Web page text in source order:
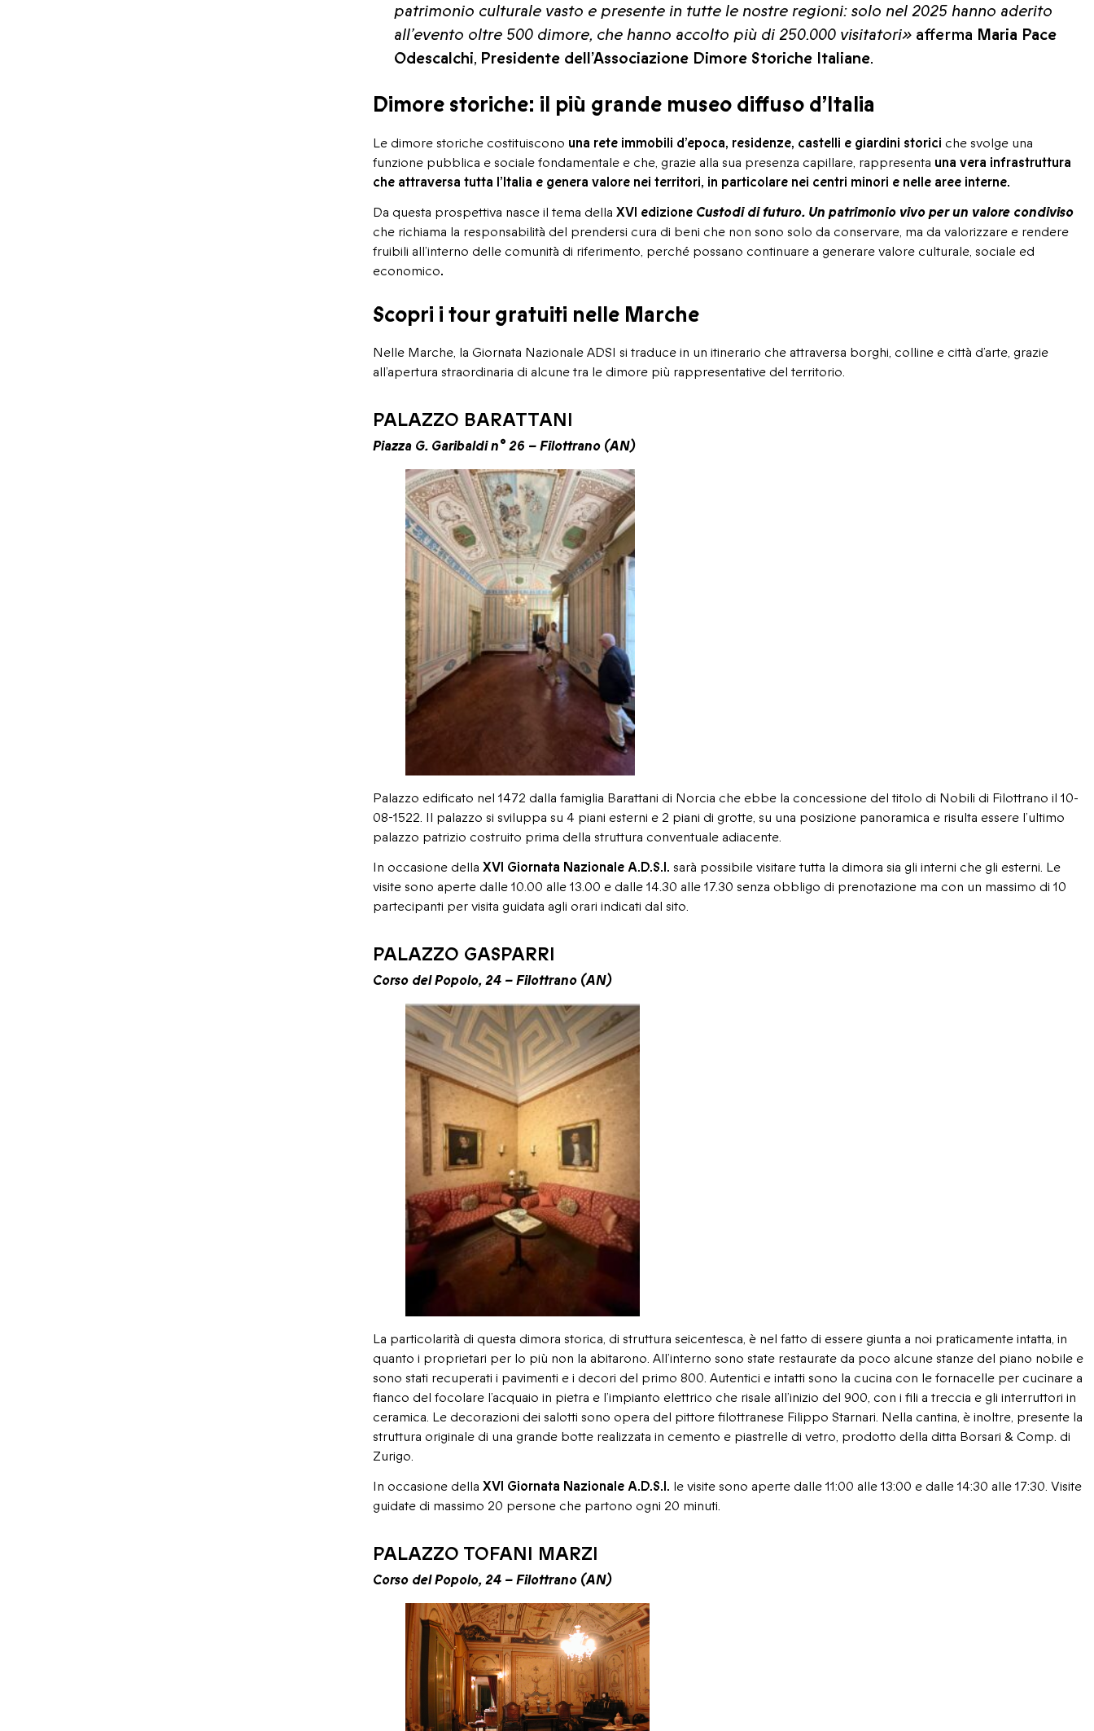
patrimonio culturale vasto e presente in tutte le nostre regioni: solo nel 2025 hanno aderito
all’evento oltre 500 dimore, che hanno accolto più di 250.000 visitatori»afferma Maria Pace
Odescalchi, Presidente dell’Associazione Dimore Storiche Italiane.
Dimore storiche: il più grande museo diffuso d’Italia
Le dimore storiche costituiscono una rete immobili d’epoca, residenze, castelli e giardini storici che svolge una
funzione pubblica e sociale fondamentale e che, grazie alla sua presenza capillare, rappresenta una vera infrastruttura
che attraversa tutta l’Italia e genera valore nei territori, in particolare nei centri minori e nelle aree interne.
Da questa prospettiva nasce il tema della XVI edizione Custodi di futuro. Un patrimonio vivo per un valore condiviso
che richiama la responsabilità del prendersi cura di beni che non sono solo da conservare, ma da valorizzare e rendere
fruibili all’interno delle comunità di riferimento, perché possano continuare a generare valore culturale, sociale ed
economico.
Scopri i tour gratuiti nelle Marche
Nelle Marche, la Giornata Nazionale ADSI si traduce in un itinerario che attraversa borghi, colline e città d’arte, grazie
all’apertura straordinaria di alcune tra le dimore più rappresentative del territorio.
PALAZZO BARATTANI
Piazza G. Garibaldi n° 26 – Filottrano (AN)
Palazzo edificato nel 1472 dalla famiglia Barattani di Norcia che ebbe la concessione del titolo di Nobili di Filottrano il 10-
08-1522. Il palazzo si sviluppa su 4 piani esterni e 2 piani di grotte, su una posizione panoramica e risulta essere l’ultimo
palazzo patrizio costruito prima della struttura conventuale adiacente.
In occasione della XVI Giornata Nazionale A.D.S.I. sarà possibile visitare tutta la dimora sia gli interni che gli esterni. Le
visite sono aperte dalle 10.00 alle 13.00 e dalle 14.30 alle 17.30 senza obbligo di prenotazione ma con un massimo di 10
partecipanti per visita guidata agli orari indicati dal sito.
PALAZZO GASPARRI
Corso del Popolo, 24 – Filottrano (AN)
La particolarità di questa dimora storica, di struttura seicentesca, è nel fatto di essere giunta a noi praticamente intatta, in
quanto i proprietari per lo più non la abitarono. All’interno sono state restaurate da poco alcune stanze del piano nobile e
sono stati recuperati i pavimenti e i decori del primo 800. Autentici e intatti sono la cucina con le fornacelle per cucinare a
fianco del focolare l’acquaio in pietra e l’impianto elettrico che risale all’inizio del 900, con i fili a treccia e gli interruttori in
ceramica. Le decorazioni dei salotti sono opera del pittore filottranese Filippo Starnari. Nella cantina, è inoltre, presente la
struttura originale di una grande botte realizzata in cemento e piastrelle di vetro, prodotto della ditta Borsari & Comp. di
Zurigo.
In occasione della XVI Giornata Nazionale A.D.S.I. le visite sono aperte dalle 11:00 alle 13:00 e dalle 14:30 alle 17:30. Visite
guidate di massimo 20 persone che partono ogni 20 minuti.
PALAZZO TOFANI MARZI
Corso del Popolo, 24 – Filottrano (AN)